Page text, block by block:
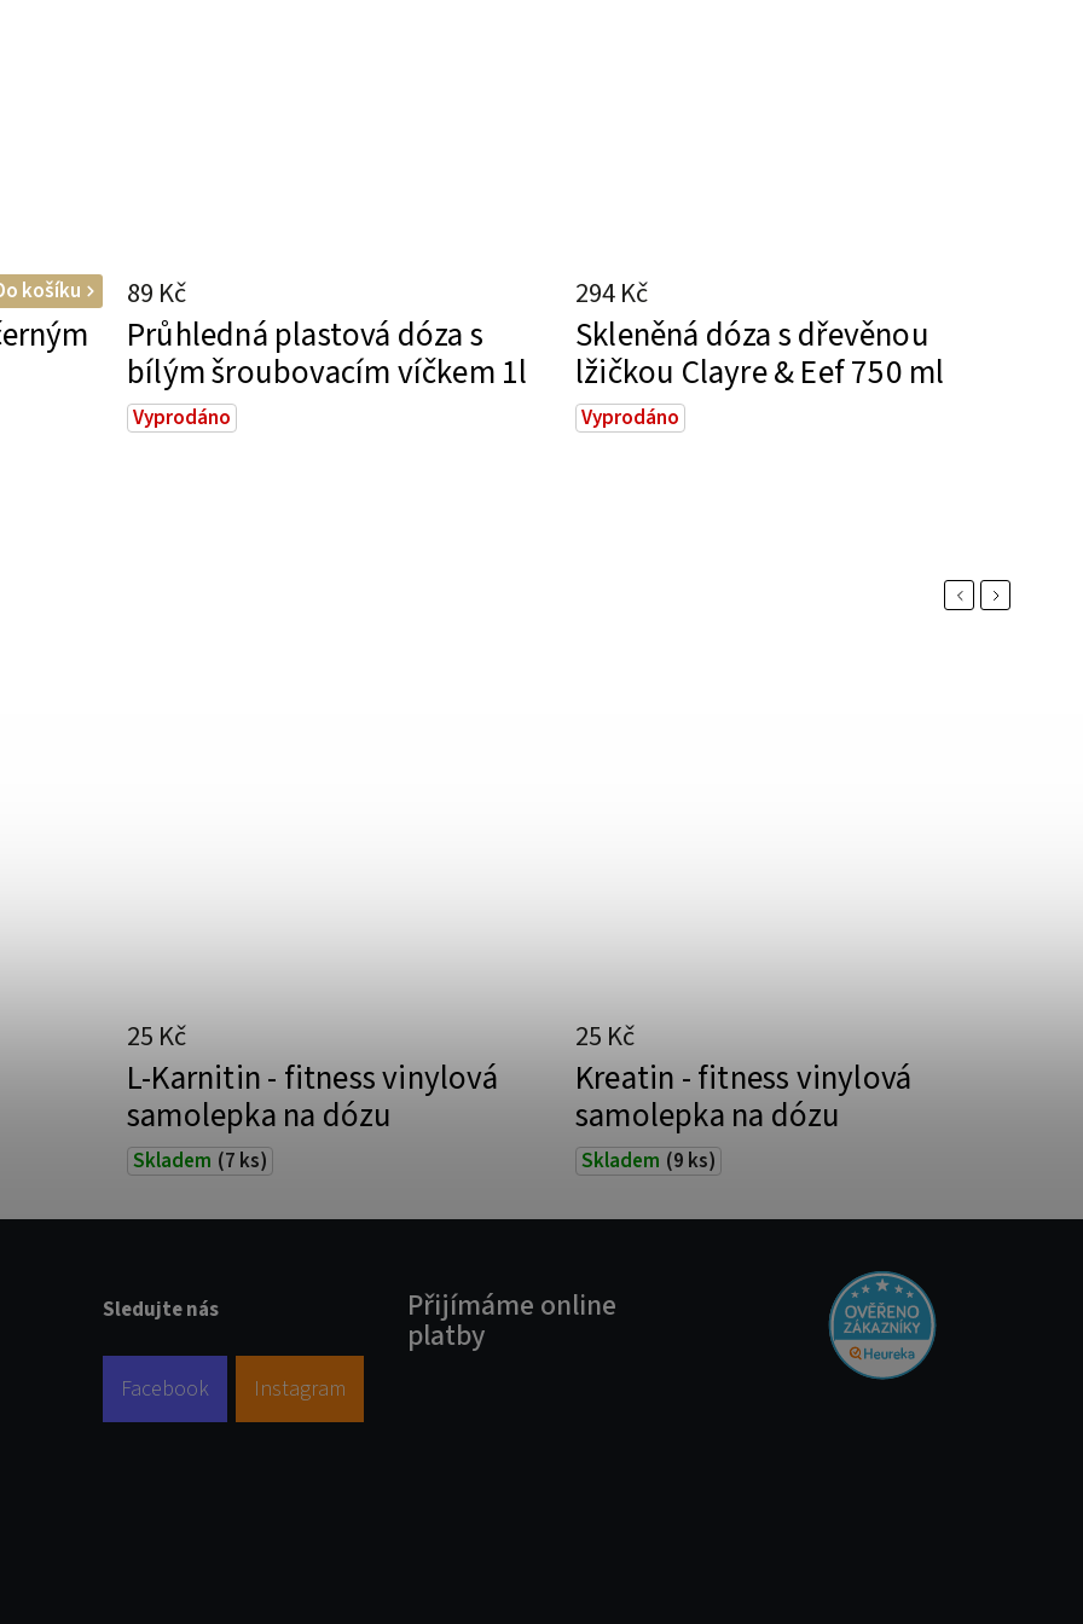
košíku
Průhledná plastová dóza s
bílým šroubovacím víčkem 1l
Vyprodáno
89 Kč
Skleněná dóza s dřevěnou
lžičkou Clayre & Eef 750 ml
Vyprodáno
294 Kč
Previous
L-Karnitin - fitness vinylová
samolepka na dózu
Skladem (7 ks)
25 Kč
Kreatin - fitness vinylová
samolepka na dózu
Skladem (9 ks)
25 Kč
Next
Sledujte nás
Facebook Instagram
Přijímáme online
platby